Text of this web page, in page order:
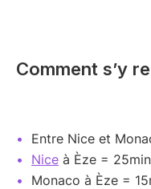
Comment s’y
Entre Nice et
Nice à Èze =
Monaco à Èze =